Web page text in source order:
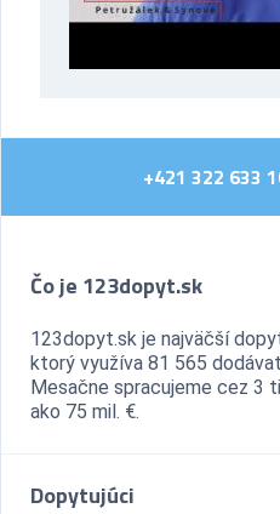
+421 322 633
Čo je 123dopyt.sk
123dopyt.sk je najväčší
ktorý využíva 81 565
Mesačne spracujeme cez 3
ako 75 mil. €.
Dopytujúci